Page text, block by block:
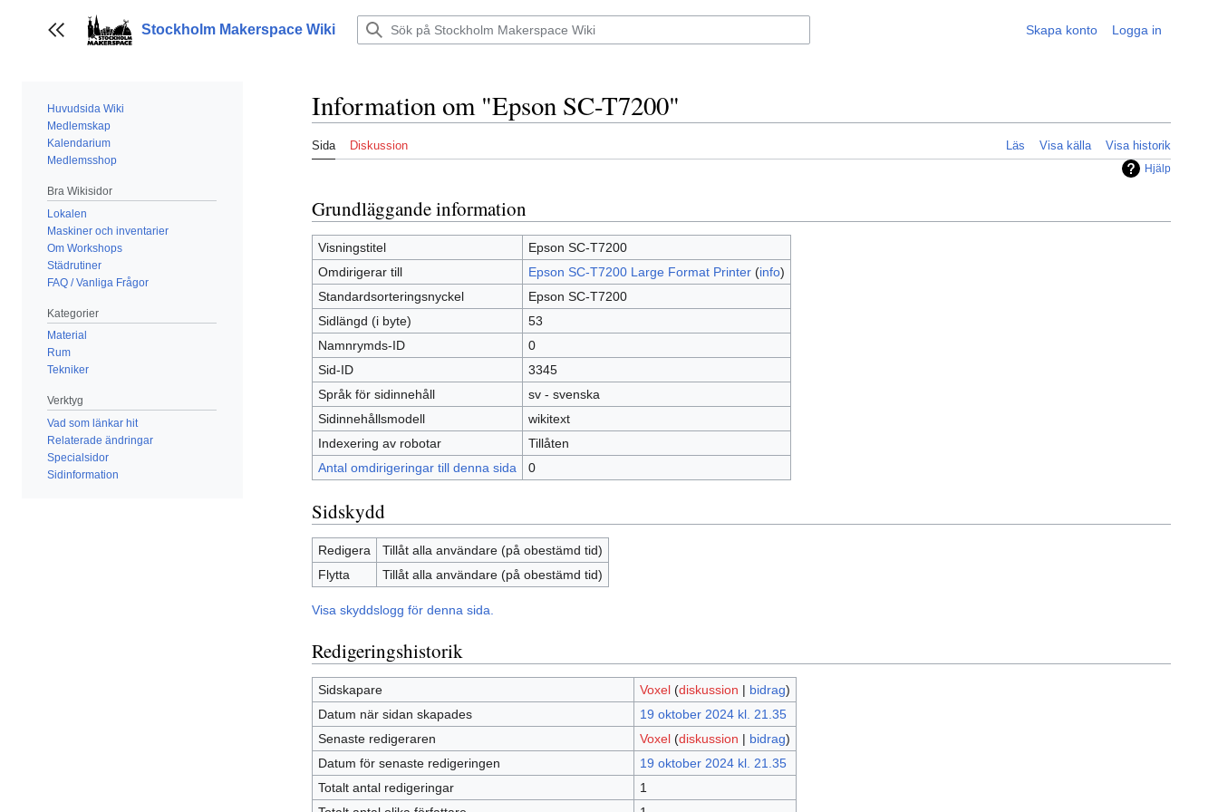
till
innehållet
Visa/dölj sidofält
Stockholm Makerspace Wiki Skapa konto Logga in
Huvudsida Wiki
Medlemskap
Kalendarium
Medlemsshop
Bra Wikisidor
Lokalen
Maskiner och inventarier
Om Workshops
Städrutiner
FAQ / Vanliga Frågor
Kategorier
Material
Rum
Tekniker
Verktyg
Vad som länkar hit
Relaterade ändringar
Specialsidor
Sidinformation
Information om "Epson SC-T7200"
Sida Diskussion Läs Visa källa Visa historik
Hjälp
Grundläggande information
Visningstitel
Epson SC-T7200
Omdirigerar till
Epson SC-T7200 Large Format Printer(info)
Standardsorteringsnyckel
Epson SC-T7200
Sidlängd (i byte)
53
Namnrymds-ID
0
Sid-ID
3345
Språk för sidinnehåll
sv - svenska
Sidinnehållsmodell
wikitext
Indexering av robotar
Tillåten
Antal omdirigeringar till denna sida
0
Sidskydd
Redigera
Tillåt alla användare (på obestämd tid)
Flytta
Tillåt alla användare (på obestämd tid)
Visa skyddslogg för denna sida.
Redigeringshistorik
Sidskapare Voxel (diskussion | bidrag)
Datum när sidan skapades
19 oktober 2024 kl. 21.35
Senaste redigeraren
Voxel (diskussion | bidrag)
Datum för senaste redigeringen
19 oktober 2024 kl. 21.35
Totalt antal redigeringar
1